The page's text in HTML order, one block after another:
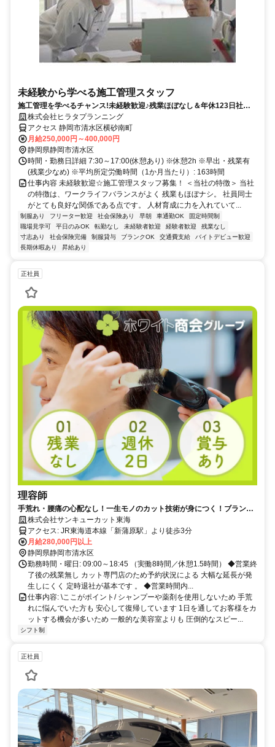
未経験から学べる施工管理スタッフ
施工管理を学べるチャンス!未経験歓迎♪残業ほぼなし＆年休123日社宅
もあり◎現場仕事のイメージ変わります
株式会社ヒラタプランニング
アクセス 静岡市清水区横砂南町
月給250,000円～400,000円
静岡県静岡市清水区
時間・勤務日詳細 7:30～17:00(休憩あり) ※休憩2h ※早出・残業有
(残業少なめ) ※平均所定労働時間（1か月当たり）: 163時間
仕事内容 未経験歓迎☆施工管理スタッフ募集！ ＜当社の特徴＞ 当社
の特徴は、ワークライフバランスがよく 残業もほぼナシ。 社員同士
がとても良好な関係である点です。 人材育成に力を入れていて...
制服あり フリーター歓迎 社会保険あり 早朝 車通勤OK
固定時間制
職場見学可
平日のみOK 転勤なし 未経験者歓迎 経験者歓迎
残業なし
寸志あり
社会保険完備 制服貸与 ブランクOK 交通費支給
バイトデビュー歓迎
長期休暇あり
昇給あり
正社員
理容師
手荒れ・腰痛の心配なし！一生モノのカット技術が身につく！ブランク
さんも歓迎！
株式会社サンキューカット東海
アクセス: JR東海道本線「新蒲原駅」より徒歩3分
月給280,000円以上
静岡県静岡市清水区
勤務時間・曜日: 09:00～18:45 （実働8時間／休憩1.5時間） ◆営業終
了後の残業無し カット専門店のため予約状況による 大幅な延長が発
生しにくく 定時退社が基本です 。 ◆営業時間内...
仕事内容: \ここがポイント/ シャンプーや薬剤を使用しないため 手荒
れに悩んでいた方も 安心して復帰しています 1日を通してお客様をカ
ットする機会が多いため 一般的な美容室よりも 圧倒的なスピー...
シフト制
正社員